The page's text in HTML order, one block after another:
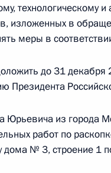
года, пятница
данные по
года
20:47
технологическому
изложенных в
меры в
до 31 декабря
Президента
Юрьевича из города
работ по
дома № 3, строение 1